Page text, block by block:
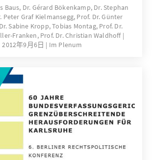
In Deutschland sind bei
direktdemokratischer
die besondere Einbindung in
und die
Demokratie“ auch der
„Direkte Demokratie“ hat
Bürgerbeteiligung. Ihre
alleinigen Lösung
und institutioneller
ist jedoch eine
die sie letztlich nicht erfüllen
Baus, Dr. Gérard Bökenkamp, Dr. Stephan
Peter Graf Kielmansegg, Prof. Dr. Günter
Sabine Kropp, Tobias Montag, Prof. Dr.
Franken, Prof. Dr. Christian Waldhoff
2012年9月6日
Im Plenum